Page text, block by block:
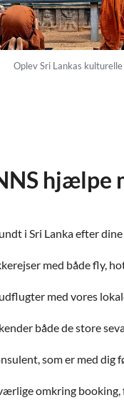
Oplev Sri Lankas
hjælpe
i Sri Lanka efter
med både fly,
med vores
både de store
som er med dig
omkring booking,